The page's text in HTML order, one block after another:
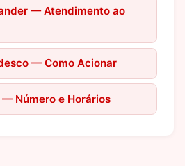
— Atendimento ao
— Como Acionar
— Número e Horários